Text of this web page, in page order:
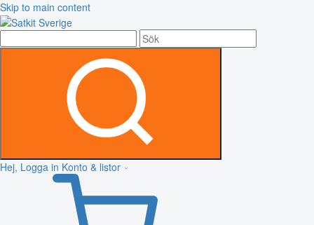
Skip to main content
Hej, Logga in Konto & listor